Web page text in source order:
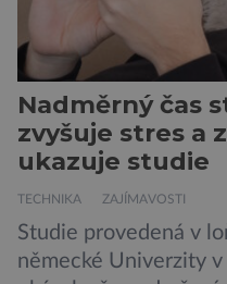
Nadměrný čas
zvyšuje stres a
ukazuje studie
TECHNIKA ZAJÍMAVOSTI
Studie provedená v
německé Univerzity